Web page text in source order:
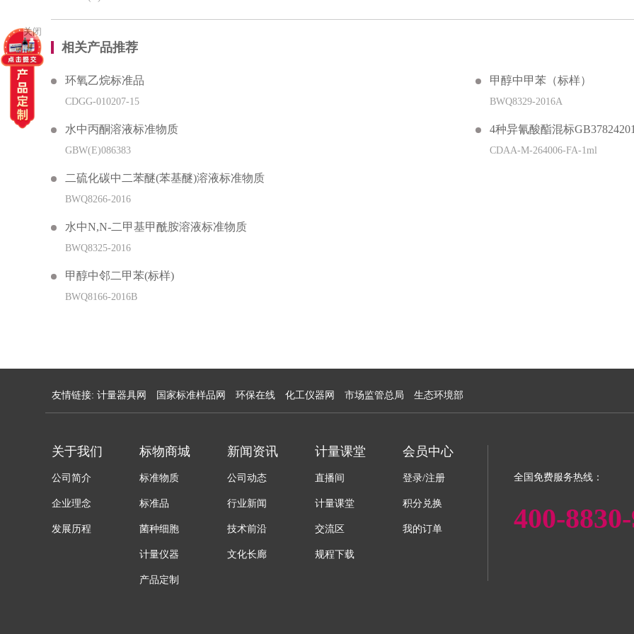
相关产品推荐
环氧乙烷标准品
CDGG-010207-15
水中丙酮溶液标准物质
GBW(E)086383
二硫化碳中二苯醚(苯基醚)溶液标准物质
BWQ8266-2016
水中N,N-二甲基甲酰胺溶液标准物质
BWQ8325-2016
甲醇中邻二甲苯(标样)
BWQ8166-2016B
甲醇中甲苯（标样）
BWQ8329-2016A
4种异氰酸酯混标
CDAA-M-264006-FA-1ml
友情链接: 计量器具网 国家标准样品网 环保在线 化工仪器网 市场监管总局 生态环境部
关于我们
公司简介
企业理念
发展历程
标物商城
标准物质
标准品
菌种细胞
计量仪器
产品定制
新闻资讯
公司动态
行业新闻
技术前沿
文化长廊
计量课堂
直播间
计量课堂
交流区
规程下载
会员中心
登录/注册
积分兑换
我的订单
全国免费服务热线：
400-
关闭